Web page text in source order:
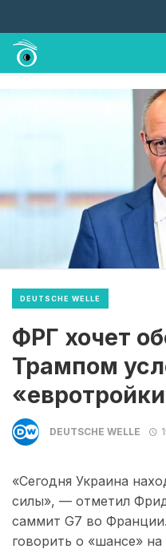
DEUTSCHE WELLE
ФРГ хочет
Трампом
DEUTSCHE WELLE
«Сегодня Украина
силы», — отметил
саммит G7 во
говорить о «шансе»